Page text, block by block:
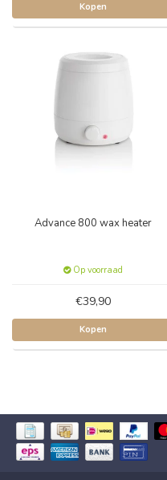
Kopen
Advance 800 wax heater
Op voorraad
€39,90
Kopen